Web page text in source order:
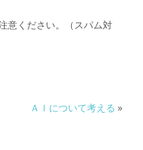
意ください。（スパム対
ＡＩについて考える »